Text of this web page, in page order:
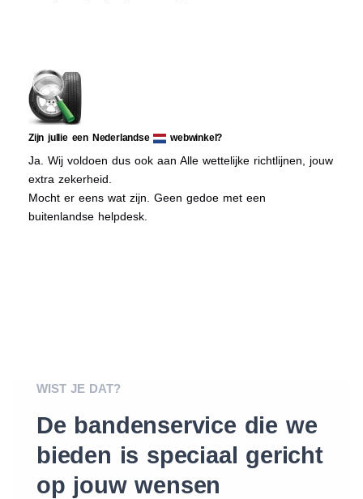
Zijn jullie een Nederlandse webwinkel?
Ja. Wij voldoen dus ook aan Alle wettelijke richtlijnen, jouw
extra zekerheid.
Mocht er eens wat zijn. Geen gedoe met een
buitenlandse helpdesk.
WIST JE DAT?
De bandenservice die we
bieden is speciaal gericht
op jouw wensen